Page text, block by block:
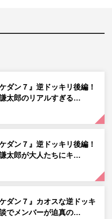
ョンの連続にメンバーのリ
グ・アランを演じる阿部の
開映像も収録の『イケダン
』Blu-rayBox シーズン3が
人の青春妄想劇場」完全版
日（水）に発売決定。商品
）でチェッ
ケダン７』逆ドッキリ後編！
太郎のリアルすぎる…
ケダン７』逆ドッキリ後編！
太郎が大人たちにキ…
ケダン７』カオスな逆ドッキ
でメンバーが迫真の…